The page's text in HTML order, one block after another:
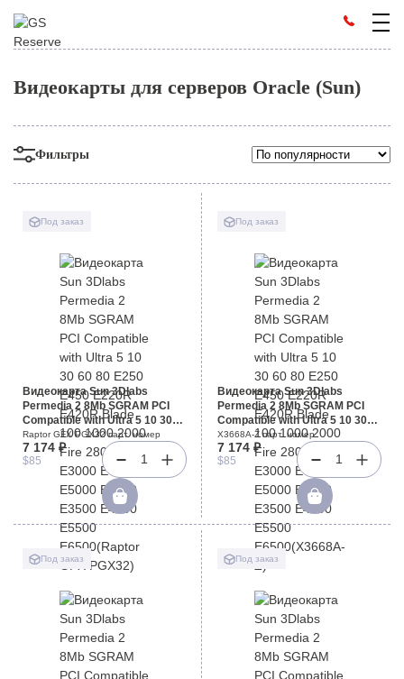
Видеокарты для серверов Oracle (Sun)
Фильтры
Под заказ
Видеокарта Sun 3Dlabs
Permedia 2 8Mb SGRAM PCI
Compatible with Ultra 5 10 30
60 80 E250 E450 E220R E420R
Blade 100 1000 2000 Fire 280R
V480 E3000 E4000 E5000
E6000 E3500 E4500 E5500
E6500(Raptor GFX PGX32)
Raptor GFX PGX32 парт. номер
7 174 ₽
$85 1
Под заказ
Видеокарта Sun 3Dlabs
Permedia 2 8Mb SGRAM PCI
Compatible with Ultra 5 10 30
60 80 E250 E450 E220R E420R
Blade 100 1000 2000 Fire 280R
V480 E3000 E4000 E5000
E6000 E3500 E4500 E5500
E6500(X3668A-Z)
X3668A-Z парт. номер
7 174 ₽
$85 1
Под заказ Под заказ